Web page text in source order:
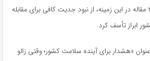
پزشکی و انتشار حدود ۲۰ مقاله در این زمینه، از نبود جدیت کافی برای مقابله
ابراز تأسف کرد.
«هشدار برای آینده سلامت کشور؛ وقتی زالو